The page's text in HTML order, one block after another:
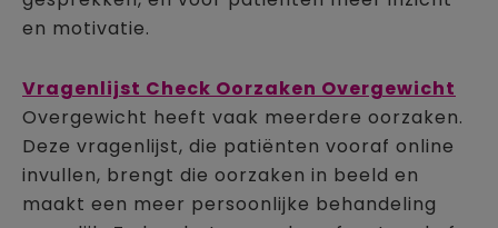
en motivatie.
Vragenlijst Check Oorzaken Overgewicht
Overgewicht heeft vaak meerdere oorzaken.
Deze vragenlijst, die patiënten vooraf online
invullen, brengt die oorzaken in beeld en
maakt een meer persoonlijke behandeling